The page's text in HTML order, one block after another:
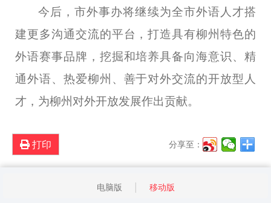
今后，市外事办将继续为全市外语人才搭
建更多沟通交流的平台，打造具有柳州特色的
外语赛事品牌，挖掘和培养具备向海意识、精
通外语、热爱柳州、善于对外交流的开放型人
才，为柳州对外开放发展作出贡献。
打印 分享至：
电脑版 移动版